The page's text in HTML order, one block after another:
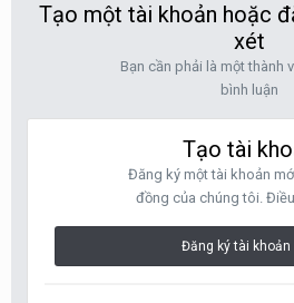
Tạo một tài khoản hoặc
xét
Bạn cần phải là một thành
bình luận
Tạo tài
Đăng ký một tài khoản
đồng của chúng tôi.
Đăng ký tài khoản